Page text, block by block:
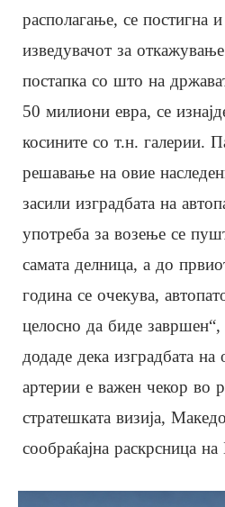
располагање, се постигна
изведувачот за
постапка со што на
50 милиони евра, се
косините со т.н. галерии.
решавање на овие
засили изградбата на
употреба за возење се
самата делница, а до
година се очекува,
целосно да биде
додаде дека изградбата на
артерии е важен чекор во
стратешката визија,
сообраќајна раскрсница на